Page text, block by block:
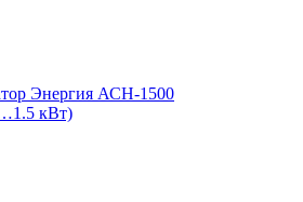
Энергия АСН-1500
кВт)